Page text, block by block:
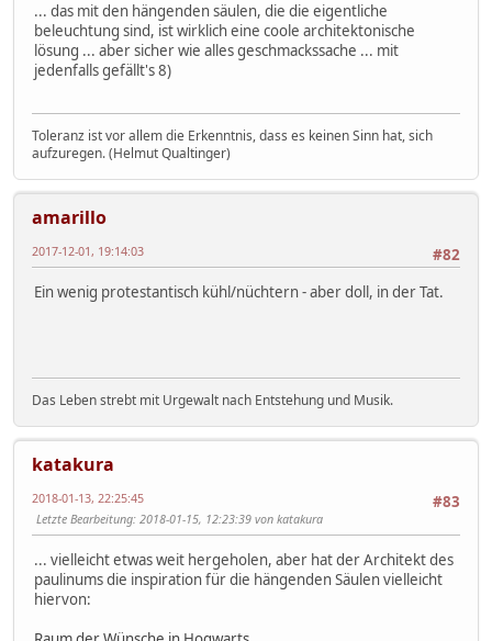
... das mit den hängenden säulen, die die eigentliche
beleuchtung sind, ist wirklich eine coole architektonische
lösung ... aber sicher wie alles geschmackssache ... mit
jedenfalls gefällt's 8)
Toleranz ist vor allem die Erkenntnis, dass es keinen Sinn hat, sich
aufzuregen. (Helmut Qualtinger)
amarillo
#82
2017-12-01, 19:14:03
Ein wenig protestantisch kühl/nüchtern - aber doll, in der Tat.
Das Leben strebt mit Urgewalt nach Entstehung und Musik.
katakura
#83
2018-01-13, 22:25:45
Letzte Bearbeitung: 2018-01-15, 12:23:39 von katakura
... vielleicht etwas weit hergeholen, aber hat der Architekt des
paulinums die inspiration für die hängenden Säulen vielleicht
hiervon: